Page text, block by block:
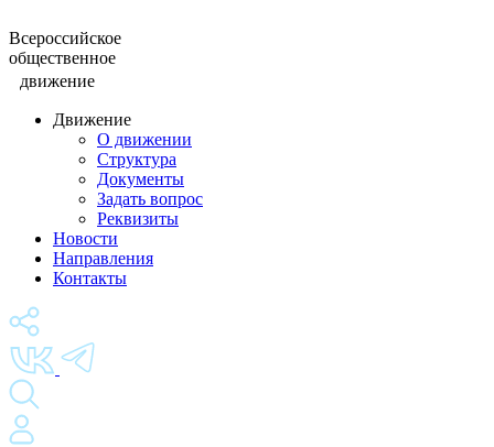
Всероссийское
общественное
движение
Движение
О движении
Структура
Документы
Задать вопрос
Реквизиты
Новости
Направления
Контакты